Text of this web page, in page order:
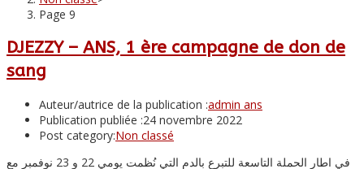
Page 9
DJEZZY – ANS, 1 ère campagne de don de
sang
Auteur/autrice de la publication :admin ans
Publication publiée :24 novembre 2022
Post category:Non classé
في اطار الحملة التاسعة للتبرع بالدم التي نُظمت يومي 22 و 23 نوفمبر مع